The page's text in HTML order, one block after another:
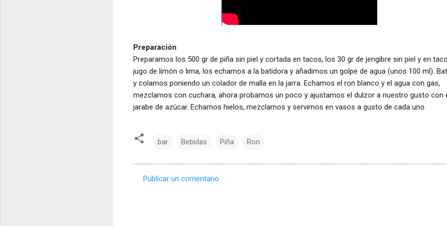
Preparación
Preparamos los 500 gr de piña sin piel y cortada en tacos, los 30 gr de jengibre sin piel y en
jugo de limón o lima, los echamos a la batidora y añadimos un golpe de agua (unos 100 ml).
y colamos poniendo un colador de malla en la jarra. Echamos el ron blanco y el agua con gas,
mezclamos con cuchara, ahora probamos un poco y ajustamos el dulzor a nuestro gusto con
jarabe de azúcar. Echamos hielos, mezclamos y servimos en vasos a gusto de cada uno.
bar Bebidas Piña Ron
Publicar un comentario